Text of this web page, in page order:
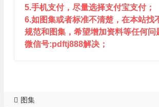
5.手机支付，尽量选择支付宝支付；
6.如图集或者标准不清楚，在本站找
规范和图集，希望增加资料等任何问
微信号:pdftj888解决；
图集